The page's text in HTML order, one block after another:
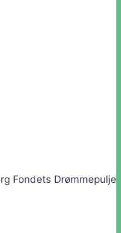
Fondets Drømmepulje